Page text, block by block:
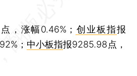
，涨幅0.46%； 创业板指报
； 中小板指报9285.98点，